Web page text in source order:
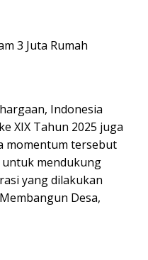
3 Juta Rumah
Indonesia
XIX Tahun 2025 juga
momentum tersebut
mendukung
yang dilakukan
Desa,